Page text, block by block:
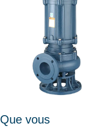
Que vous